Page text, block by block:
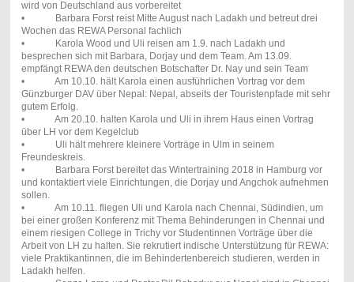
wird von Deutschland aus vorbereitet
• Barbara Forst reist Mitte August nach Ladakh und betreut drei
Wochen das REWA Personal fachlich
• Karola Wood und Uli reisen am 1.9. nach Ladakh und
besprechen sich mit Barbara, Dorjay und dem Team. Am 13.09.
empfängt REWA den deutschen Botschafter Dr. Nay und sein Team
• Am 10.10. hält Karola einen ausführlichen Vortrag vor dem
Günzburger DAV über Nepal: Nepal, abseits der Touristenpfade mit sehr
gutem Erfolg.
• Am 20.10. halten Karola und Uli in ihrem Haus einen Vortrag
über LH vor dem Kegelclub
• Uli hält mehrere kleinere Vorträge in Ulm in seinem
Freundeskreis.
• Barbara Forst bereitet das Wintertraining 2018 in Hamburg vor
und kontaktiert viele Einrichtungen, die Dorjay und Angchok aufnehmen
sollen.
• Am 10.11. fliegen Uli und Karola nach Chennai, Südindien, um
bei einer großen Konferenz mit Thema Behinderungen in Chennai und
einem riesigen College in Trichy vor Studentinnen Vorträge über die
Arbeit von LH zu halten. Sie rekrutiert indische Unterstützung für REWA:
viele Praktikantinnen, die im Behindertenbereich studieren, werden in
Ladakh helfen.